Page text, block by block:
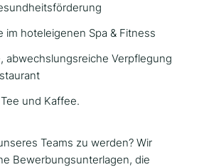
im hoteleigenen Spa & Fitness
abwechslungsreiche Verpflegung
und Kaffee.
Teams zu werden? Wir
Bewerbungsunterlagen, die